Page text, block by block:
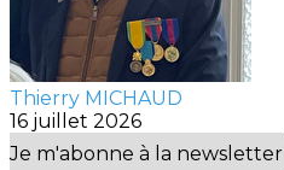
Thierry MICHAUD
16 juillet 2026
Je m'abonne à la newsletter